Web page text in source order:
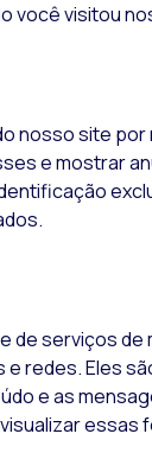
você visitou
nossosite por
e mostrar
de serviços
redes. Eles
e as